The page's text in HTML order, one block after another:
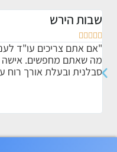
שבות הירש





"אם אתם צריכים עו"ד
מה שאתם מחפשים. אישה
סבלנית ובעלת אורך